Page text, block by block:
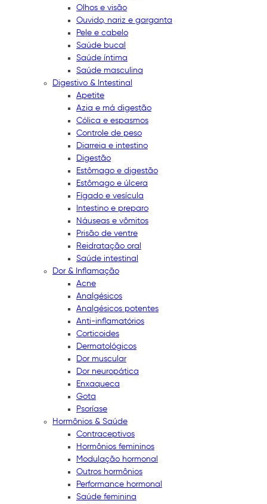
Olhos e visão
Ouvido, nariz e garganta
Pele e cabelo
Saúde bucal
Saúde íntima
Saúde masculina
Digestivo & Intestinal
Apetite
Azia e má digestão
Cólica e espasmos
Controle de peso
Diarreia e intestino
Digestão
Estômago e digestão
Estômago e úlcera
Fígado e vesícula
Intestino e preparo
Náuseas e vômitos
Prisão de ventre
Reidratação oral
Saúde intestinal
Dor & Inflamação
Acne
Analgésicos
Analgésicos potentes
Anti-inflamatórios
Corticoides
Dermatológicos
Dor muscular
Dor neuropática
Enxaqueca
Gota
Psoríase
Hormônios & Saúde
Contraceptivos
Hormônios femininos
Modulação hormonal
Outros hormônios
Performance hormonal
Saúde feminina